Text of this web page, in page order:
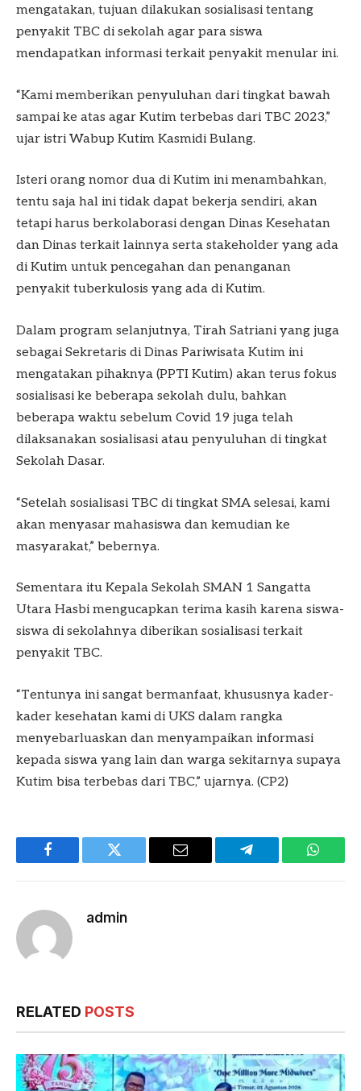
mengatakan, tujuan dilakukan sosialisasi tentang
penyakit TBC di sekolah agar para siswa
mendapatkan informasi terkait penyakit menular ini.
“Kami memberikan penyuluhan dari tingkat bawah
sampai ke atas agar Kutim terbebas dari TBC 2023,”
ujar istri Wabup Kutim Kasmidi Bulang.
Isteri orang nomor dua di Kutim ini menambahkan,
tentu saja hal ini tidak dapat bekerja sendiri, akan
tetapi harus berkolaborasi dengan Dinas Kesehatan
dan Dinas terkait lainnya serta stakeholder yang ada
di Kutim untuk pencegahan dan penanganan
penyakit tuberkulosis yang ada di Kutim.
Dalam program selanjutnya, Tirah Satriani yang juga
sebagai Sekretaris di Dinas Pariwisata Kutim ini
mengatakan pihaknya (PPTI Kutim) akan terus fokus
sosialisasi ke beberapa sekolah dulu, bahkan
beberapa waktu sebelum Covid 19 juga telah
dilaksanakan sosialisasi atau penyuluhan di tingkat
Sekolah Dasar.
“Setelah sosialisasi TBC di tingkat SMA selesai, kami
akan menyasar mahasiswa dan kemudian ke
masyarakat,” bebernya.
Sementara itu Kepala Sekolah SMAN 1 Sangatta
Utara Hasbi mengucapkan terima kasih karena siswa-
siswa di sekolahnya diberikan sosialisasi terkait
penyakit TBC.
“Tentunya ini sangat bermanfaat, khususnya kader-
kader kesehatan kami di UKS dalam rangka
menyebarluaskan dan menyampaikan informasi
kepada siswa yang lain dan warga sekitarnya supaya
Kutim bisa terbebas dari TBC,” ujarnya. (CP2)
Facebook Twitter Email Telegram
admin
RELATED POSTS